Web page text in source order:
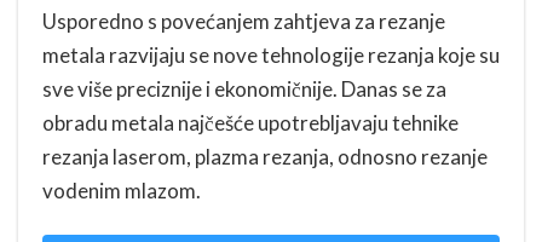
Usporedno s povećanjem zahtjeva za rezanje
metala razvijaju se nove tehnologije rezanja koje su
sve više preciznije i ekonomičnije. Danas se za
obradu metala najčešće upotrebljavaju tehnike
rezanja laserom, plazma rezanja, odnosno rezanje
vodenim mlazom.